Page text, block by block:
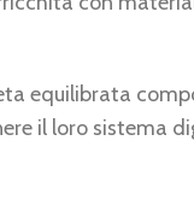
equilibrata
il loro sistema